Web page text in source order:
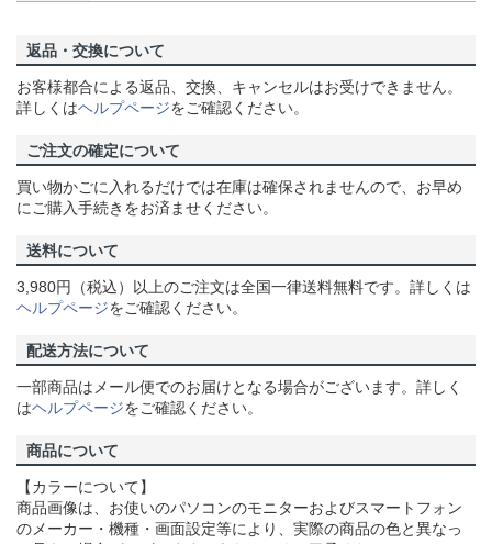
返品・交換について
お客様都合による返品、交換、キャンセルはお受けできません。
詳しくはヘルプページをご確認ください。
ご注文の確定について
買い物かごに入れるだけでは在庫は確保されませんので、お早め
にご購入手続きをお済ませください。
送料について
3,980円（税込）以上のご注文は全国一律送料無料です。詳しくは
ヘルプページをご確認ください。
配送方法について
一部商品はメール便でのお届けとなる場合がございます。詳しく
はヘルプページをご確認ください。
商品について
【カラーについて】
商品画像は、お使いのパソコンのモニターおよびスマートフォン
のメーカー・機種・画面設定等により、実際の商品の色と異なっ